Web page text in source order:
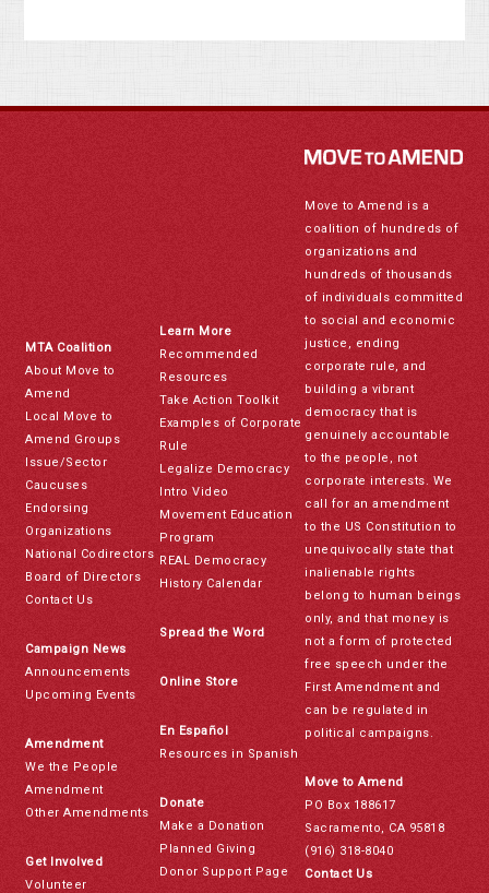
MTA Coalition
About Move to
Amend
Local Move to
Amend Groups
Issue/Sector
Caucuses
Endorsing
Organizations
National Codirectors
Board of Directors
Contact Us
Campaign News
Announcements
Upcoming Events
Amendment
We the People
Amendment
Other Amendments
Get Involved
Volunteer
Learn More
Recommended
Resources
Take Action Toolkit
Examples of Corporate
Rule
Legalize Democracy
Intro Video
Movement Education
Program
REAL Democracy
History Calendar
Spread the Word
Online Store
En Español
Resources in Spanish
Donate
Make a Donation
Planned Giving
Donor Support Page
Move to Amend is a
coalition of hundreds of
organizations and
hundreds of thousands
of individuals committed
to social and economic
justice, ending
corporate rule, and
building a vibrant
democracy that is
genuinely accountable
to the people, not
corporate interests. We
call for an amendment
to the US Constitution to
unequivocally state that
inalienable rights
belong to human beings
only, and that money is
not a form of protected
free speech under the
First Amendment and
can be regulated in
political campaigns.
Move to Amend
PO Box 188617
Sacramento, CA 95818
(916) 318-8040
Contact Us